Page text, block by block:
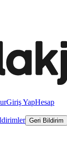
Giriş YapHesap
Geri Bildirim